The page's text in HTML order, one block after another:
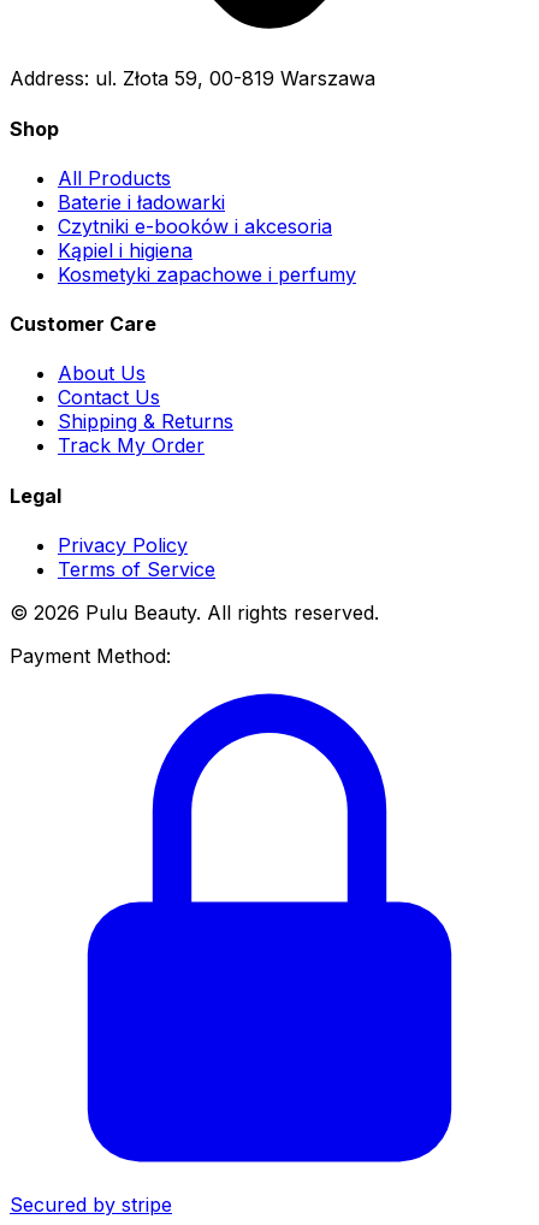
Address: ul. Złota 59, 00-819 Warszawa
Shop
All Products
Baterie i ładowarki
Czytniki e-booków i akcesoria
Kąpiel i higiena
Kosmetyki zapachowe i perfumy
Customer Care
About Us
Contact Us
Shipping & Returns
Track My Order
Legal
Privacy Policy
Terms of Service
© 2026 Pulu Beauty. All rights reserved.
Payment Method:
Secured by stripe